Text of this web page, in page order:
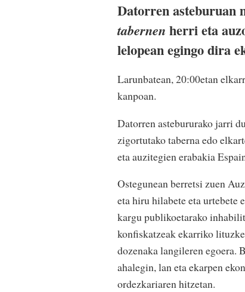
Datorren asteburuan
tabernen herri eta
lelopean egingo dira
Larunbatean, 20:00etan
kanpoan.
Datorren astebururako jarri
zigortutako taberna edo
eta auzitegien erabakia
Ostegunean berretsi zuen
eta hiru hilabete eta urtebete
kargu publikoetarako
konfiskatzeak ekarriko
dozenaka langileren egoera.
ahalegin, lan eta ekarpen
ordezkariaren hitzetan.